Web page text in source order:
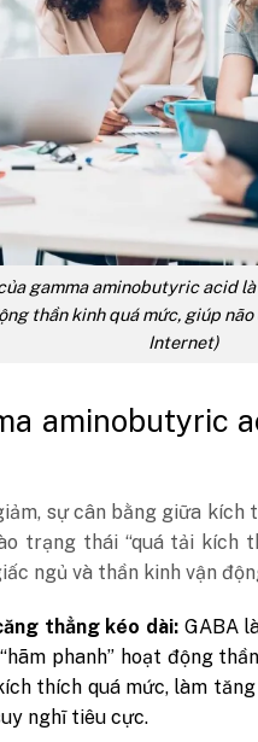
gamma aminobutyric acid
thần kinh quá mức, giúp
Internet)
aminobutyric
sự cân bằng giữa
trạng thái “quá tải kích
ngủ và thần kinh vận
thẳng kéo dài: GABA
phanh” hoạt động
thích quá mức, làm
nghĩ tiêu cực.